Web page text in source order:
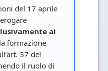
del 17 aprile
ai
formazione
37 del
il ruolo di